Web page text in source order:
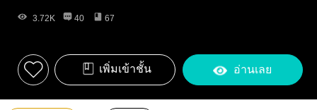
3.72K 40 67
เพิ่มเข้าชั้น อ่านเลย